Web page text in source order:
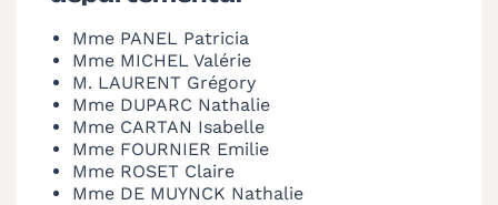
Mme PANEL Patricia
Mme MICHEL Valérie
M. LAURENT Grégory
Mme DUPARC Nathalie
Mme CARTAN Isabelle
Mme FOURNIER Emilie
Mme ROSET Claire
Mme DE MUYNCK Nathalie